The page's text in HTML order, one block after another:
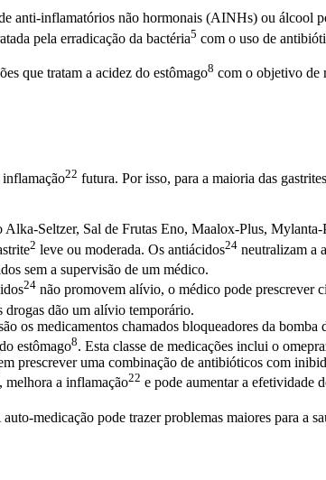
anti-inflamatórios não hormonais (AINHs) ou álcool
pela erradicação da bactéria5 com o uso de
que tratam a acidez do estômago8 com o objetivo de
inflamação22 futura. Por isso, para a maioria das gastrites
Alka-Seltzer, Sal de Frutas Eno, Maalox-Plus,
2 leve ou moderada. Os antiácidos24 neutralizam a
sem a supervisão de um médico.
24 não promovem alívio, o médico pode prescrever
drogas dão um alívio temporário.
os medicamentos chamados bloqueadores da
do estômago8. Esta classe de medicações inclui o
prescrever uma combinação de antibióticos com
, melhora a inflamação22 e pode aumentar a efetividade
auto-medicação pode trazer problemas maiores para a